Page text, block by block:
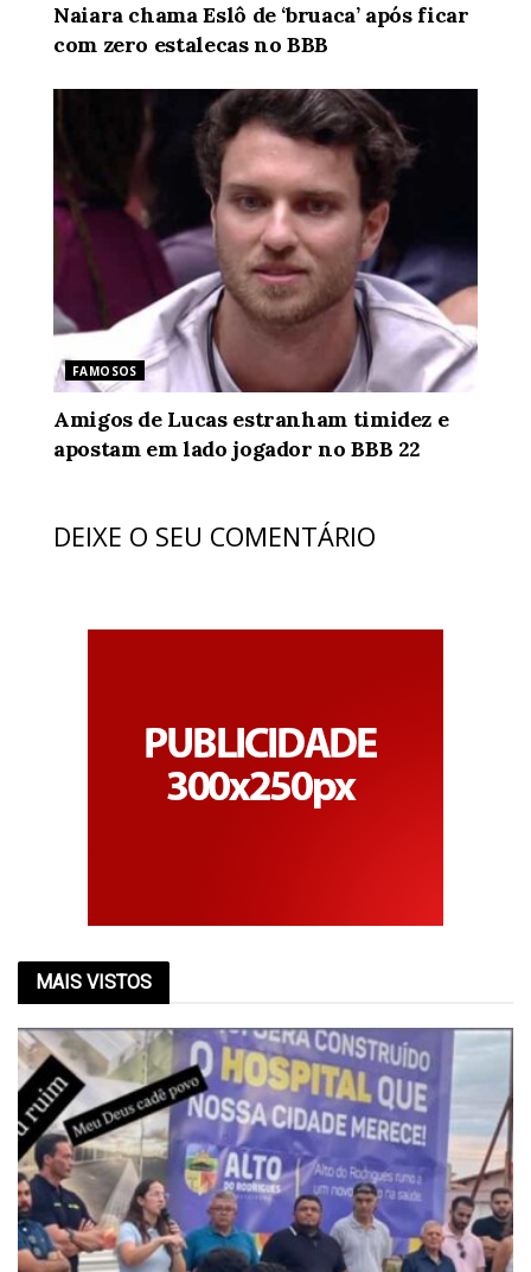
Naiara chama Eslô de ‘bruaca’ após ficar
com zero estalecas no BBB
FAMOSOS
Amigos de Lucas estranham timidez e
apostam em lado jogador no BBB 22
DEIXE O SEU COMENTÁRIO
MAIS VISTOS